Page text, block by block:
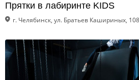
Прятки в лабиринте KIDS
г. Челябинск, ул. Братьев Кашириных, 108